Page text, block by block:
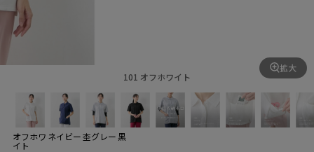
101 オフホワイト
拡大
オフホワ
イト
ネイビー杢グレー黒